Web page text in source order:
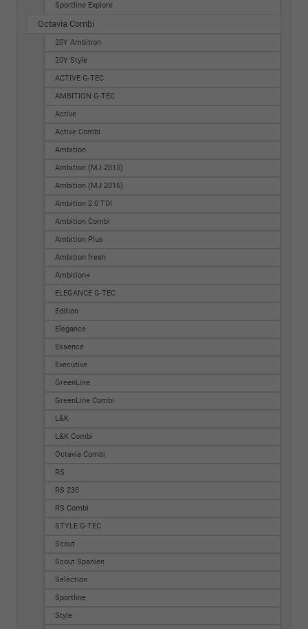
Sportline Explore
Octavia Combi
20Y Ambition
20Y Style
ACTIVE G-TEC
AMBITION G-TEC
Active
Active Combi
Ambition
Ambition (MJ 2015)
Ambition (MJ 2016)
Ambition 2.0 TDI
Ambition Combi
Ambition Plus
Ambition fresh
Ambition+
ELEGANCE G-TEC
Edition
Elegance
Essence
Executive
GreenLine
GreenLine Combi
L&K
L&K Combi
Octavia Combi
RS
RS 230
RS Combi
STYLE G-TEC
Scout
Scout Spanien
Selection
Sportline
Style